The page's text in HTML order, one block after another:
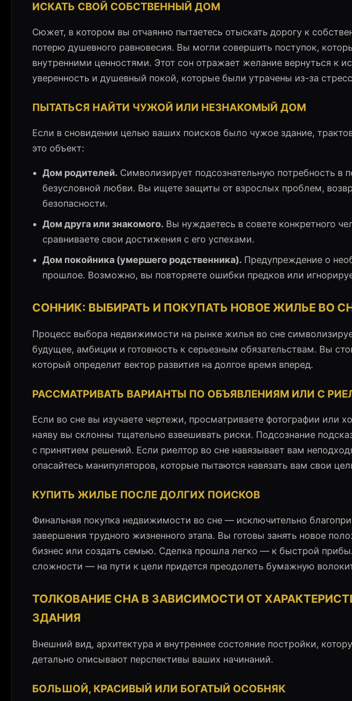
ИСКАТЬ СВОЙ СОБСТВЕННЫЙ ДОМ
Сюжет, в котором вы отчаянно пытаетесь отыскать дорогу к
потерю душевного равновесия. Вы могли совершить поступок,
внутренними ценностями. Этот сон отражает желание вернуться к
уверенность и душевный покой, которые были утрачены из-за
ПЫТАТЬСЯ НАЙТИ ЧУЖОЙ ИЛИ НЕЗНАКОМЫЙ ДОМ
Если в сновидении целью ваших поисков было чужое здание,
это объект:
Дом родителей. Символизирует подсознательную потребность в
безусловной любви. Вы ищете защиты от взрослых проблем,
безопасности.
Дом друга или знакомого. Вы нуждаетесь в совете конкретного
сравниваете свои достижения с его успехами.
Дом покойника (умершего родственника). Предупреждение о
прошлое. Возможно, вы повторяете ошибки предков или
СОННИК: ВЫБИРАТЬ И ПОКУПАТЬ НОВОЕ ЖИЛЬЕ ВО
Процесс выбора недвижимости на рынке жилья во сне
будущее, амбиции и готовность к серьезным обязательствам. Вы
который определит вектор развития на долгое время вперед.
РАССМАТРИВАТЬ ВАРИАНТЫ ПО ОБЪЯВЛЕНИЯМ ИЛИ С
Если во сне вы изучаете чертежи, просматриваете фотографии или
наяву вы склонны тщательно взвешивать риски. Подсознание
с принятием решений. Если риелтор во сне навязывает вам
опасайтесь манипуляторов, которые пытаются навязать вам свои
КУПИТЬ ЖИЛЬЕ ПОСЛЕ ДОЛГИХ ПОИСКОВ
Финальная покупка недвижимости во сне — исключительно
завершения трудного жизненного этапа. Вы готовы занять новое
бизнес или создать семью. Сделка прошла легко — к быстрой
сложности — на пути к цели придется преодолеть бумажную
ТОЛКОВАНИЕ СНА В ЗАВИСИМОСТИ ОТ
ЗДАНИЯ
Внешний вид, архитектура и внутреннее состояние постройки,
детально описывают перспективы ваших начинаний.
БОЛЬШОЙ, КРАСИВЫЙ ИЛИ БОГАТЫЙ ОСОБНЯК